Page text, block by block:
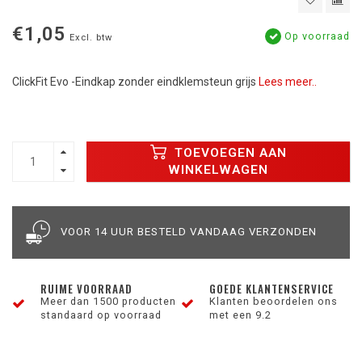
€1,05 Excl. btw Op voorraad
ClickFit Evo -Eindkap zonder eindklemsteun grijs Lees meer..
TOEVOEGEN AAN
WINKELWAGEN
VOOR 14 UUR BESTELD VANDAAG VERZONDEN
RUIME VOORRAAD
Meer dan 1500 producten
standaard op voorraad
GOEDE KLANTENSERVICE
Klanten beoordelen ons
met een 9.2